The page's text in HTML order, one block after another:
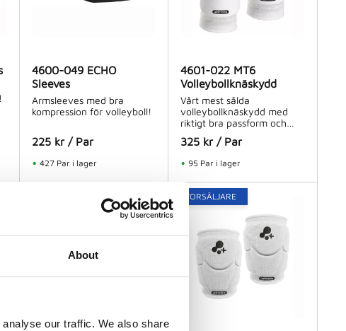
About
our traffic. We also share
4600-049 ECHO
Sleeves
Armsleeves med bra
kompression för volleyboll!
225kr / Par
427 Par i lager
4601-022 MT6
Volleybollknäskydd
Vårt mest sålda
volleybollknäskydd med
riktigt bra passform och
dämpning.
325 kr / Par
95 Par i lager
STORSÄLJARE